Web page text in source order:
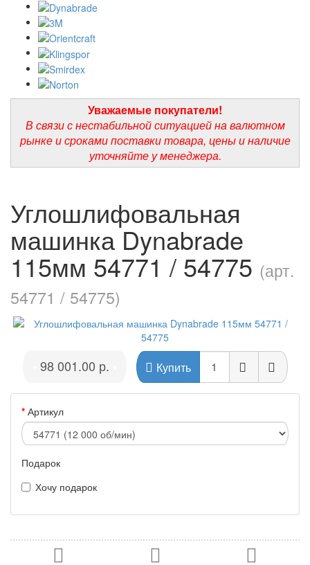
Уважаемые покупатели!
В связи с нестабильной ситуацией на валютном
рынке и сроками поставки товара, цены и наличие
уточняйте у менеджера.
Углошлифовальная
машинка Dynabrade
115мм 54771 / 54775 (арт.
54771 / 54775)
98 001.00 р. Купить
Артикул
Подарок
Хочу подарок